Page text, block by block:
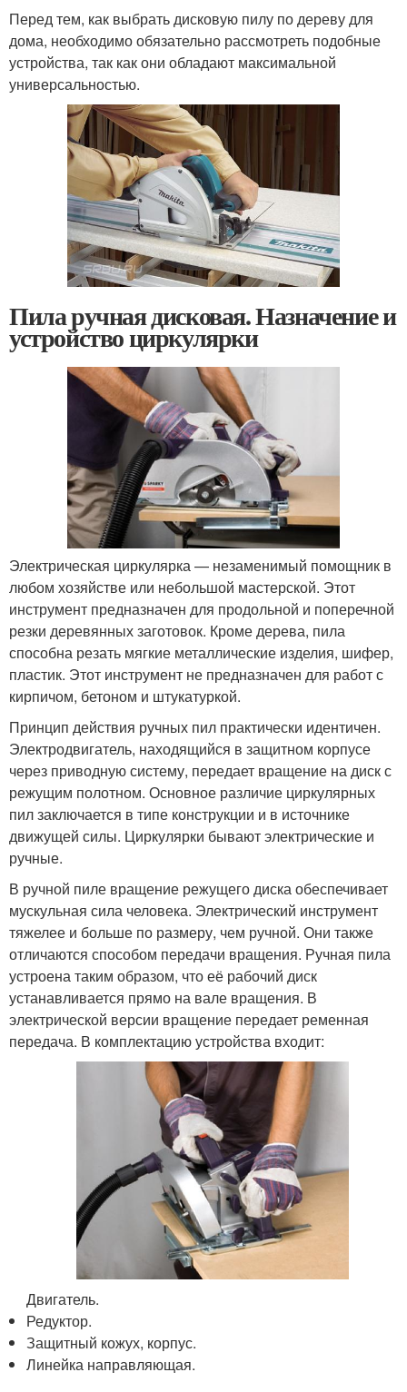
Перед тем, как выбрать дисковую пилу по дереву для
дома, необходимо обязательно рассмотреть подобные
устройства, так как они обладают максимальной
универсальностью.
Пила ручная дисковая. Назначение и
устройство циркулярки
Электрическая циркулярка — незаменимый помощник в
любом хозяйстве или небольшой мастерской. Этот
инструмент предназначен для продольной и поперечной
резки деревянных заготовок. Кроме дерева, пила
способна резать мягкие металлические изделия, шифер,
пластик. Этот инструмент не предназначен для работ с
кирпичом, бетоном и штукатуркой.
Принцип действия ручных пил практически идентичен.
Электродвигатель, находящийся в защитном корпусе
через приводную систему, передает вращение на диск с
режущим полотном. Основное различие циркулярных
пил заключается в типе конструкции и в источнике
движущей силы. Циркулярки бывают электрические и
ручные.
В ручной пиле вращение режущего диска обеспечивает
мускульная сила человека. Электрический инструмент
тяжелее и больше по размеру, чем ручной. Они также
отличаются способом передачи вращения. Ручная пила
устроена таким образом, что её рабочий диск
устанавливается прямо на вале вращения. В
электрической версии вращение передает ременная
передача. В комплектацию устройства входит:
Двигатель.
Редуктор.
Защитный кожух, корпус.
Линейка направляющая.